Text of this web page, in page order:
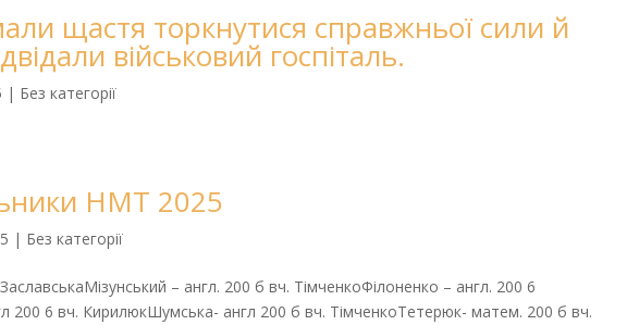
щастя торкнутися справжньої сили й
військовий госпіталь.
| Без категорії
НМТ 2025
| Без категорії
– англ. 200 б вч. ТімченкоФілоненко – англ. 200 6
200 6 вч. КирилюкШумська- англ 200 б вч. ТімченкоТетерюк- матем. 200 б вч.